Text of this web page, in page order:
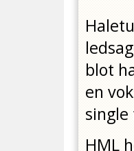
blot
en
HML